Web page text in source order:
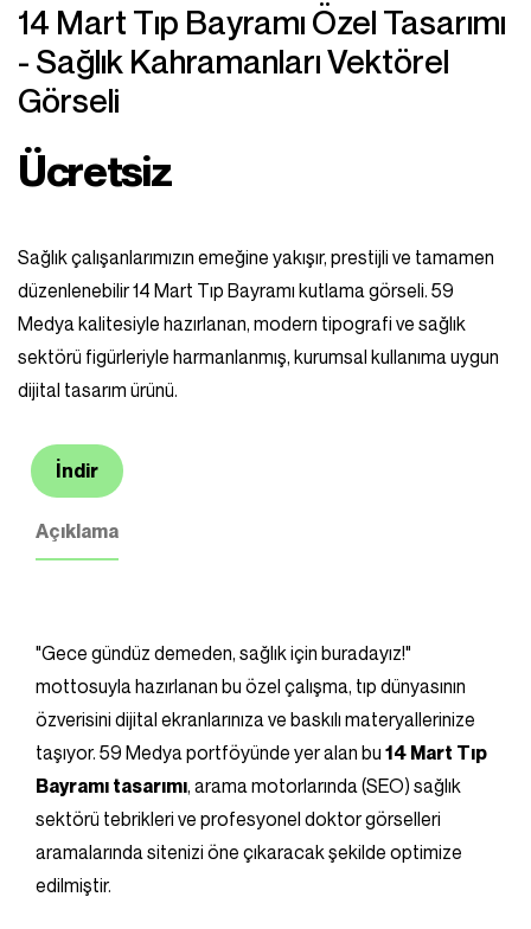
14 Mart Tıp Bayramı Özel Tasarımı
- Sağlık Kahramanları Vektörel
Görseli
Ücretsiz
Sağlık çalışanlarımızın emeğine yakışır, prestijli ve tamamen
düzenlenebilir 14 Mart Tıp Bayramı kutlama görseli. 59
Medya kalitesiyle hazırlanan, modern tipografi ve sağlık
sektörü figürleriyle harmanlanmış, kurumsal kullanıma uygun
dijital tasarım ürünü.
İndir
Açıklama
"Gece gündüz demeden, sağlık için buradayız!"
mottosuyla hazırlanan bu özel çalışma, tıp dünyasının
özverisini dijital ekranlarınıza ve baskılı materyallerinize
taşıyor. 59 Medya portföyünde yer alan bu 14 Mart Tıp
Bayramı tasarımı, arama motorlarında (SEO) sağlık
sektörü tebrikleri ve profesyonel doktor görselleri
aramalarında sitenizi öne çıkaracak şekilde optimize
edilmiştir.